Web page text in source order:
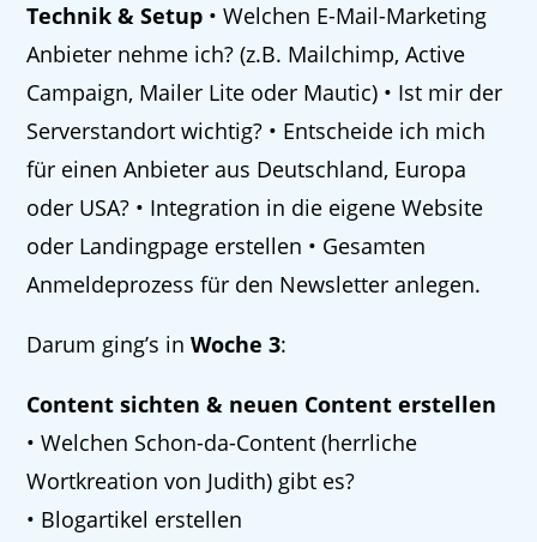
Technik & Setup • Welchen E-Mail-Marketing
Anbieter nehme ich? (z.B. Mailchimp, Active
Campaign, Mailer Lite oder Mautic) • Ist mir der
Serverstandort wichtig? • Entscheide ich mich
für einen Anbieter aus Deutschland, Europa
oder USA? • Integration in die eigene Website
oder Landingpage erstellen • Gesamten
Anmeldeprozess für den Newsletter anlegen.
Darum ging’s inWoche 3:
Content sichten & neuen Content erstellen
• Welchen Schon-da-Content (herrliche
Wortkreation von Judith) gibt es?
• Blogartikel erstellen